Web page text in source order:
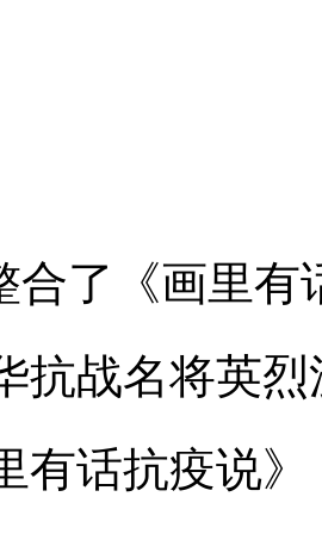
合了《画里有
抗战名将英
有话抗疫说